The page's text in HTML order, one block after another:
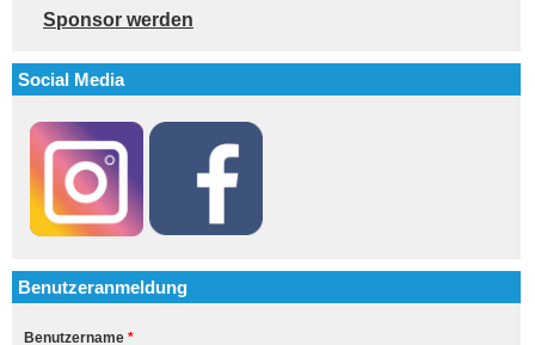
Sponsor werden
Social Media
Benutzeranmeldung
Benutzername *